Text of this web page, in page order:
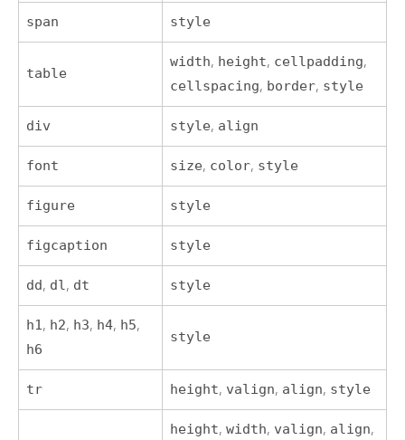
span style
table
width, height, cellpadding,
cellspacing, border, style
div style, align
font size, color, style
figure style
figcaption style
dd, dl, dt style
h1, h2, h3, h4, h5,
h6
style
tr height, valign, align, style
height,width, valign, align,